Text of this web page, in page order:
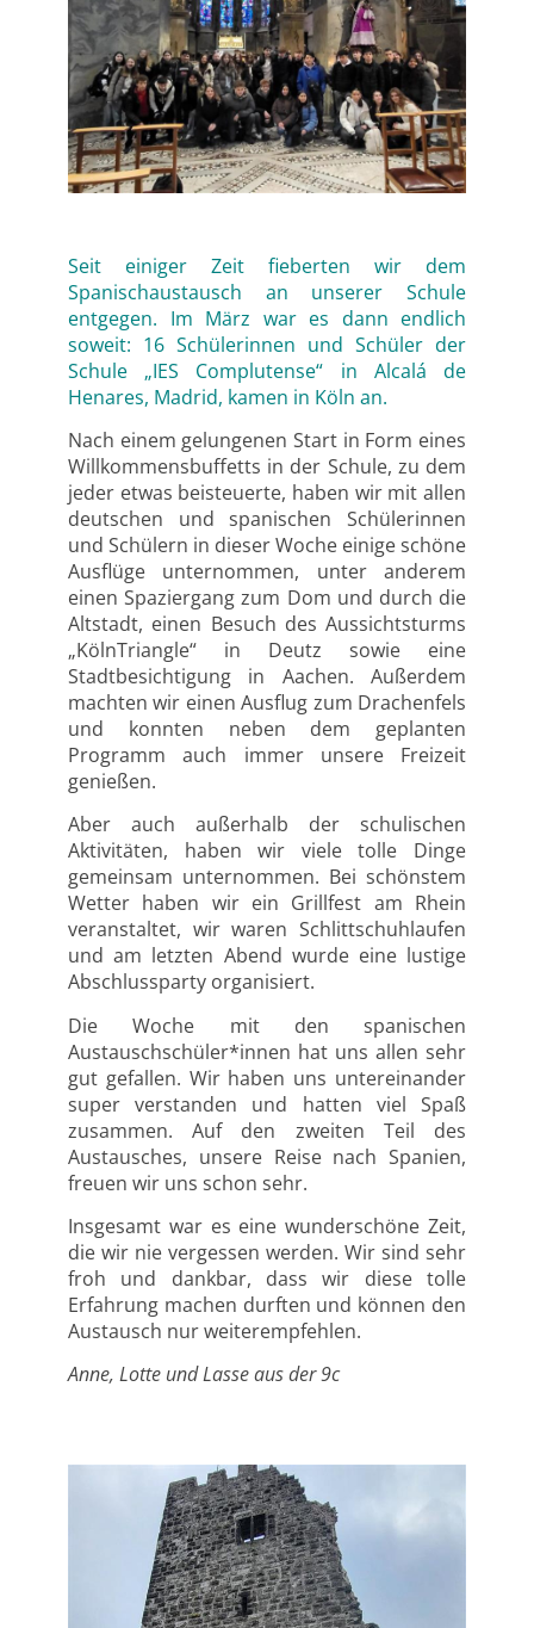
Seit einiger Zeit fieberten wir dem
Spanischaustausch an unserer Schule
entgegen. Im März war es dann endlich
soweit: 16 Schülerinnen und Schüler der
Schule „IES Complutense“ in Alcalá de
Henares, Madrid, kamen in Köln an.
Nach einem gelungenen Start in Form eines
Willkommensbuffetts in der Schule, zu dem
jeder etwas beisteuerte, haben wir mit allen
deutschen und spanischen Schülerinnen
und Schülern in dieser Woche einige schöne
Ausflüge unternommen, unter anderem
einen Spaziergang zum Dom und durch die
Altstadt, einen Besuch des Aussichtsturms
„KölnTriangle“ in Deutz sowie eine
Stadtbesichtigung in Aachen. Außerdem
machten wir einen Ausflug zum Drachenfels
und konnten neben dem geplanten
Programm auch immer unsere Freizeit
genießen.
Aber auch außerhalb der schulischen
Aktivitäten, haben wir viele tolle Dinge
gemeinsam unternommen. Bei schönstem
Wetter haben wir ein Grillfest am Rhein
veranstaltet, wir waren Schlittschuhlaufen
und am letzten Abend wurde eine lustige
Abschlussparty organisiert.
Die Woche mit den spanischen
Austauschschüler*innen hat uns allen sehr
gut gefallen. Wir haben uns untereinander
super verstanden und hatten viel Spaß
zusammen. Auf den zweiten Teil des
Austausches, unsere Reise nach Spanien,
freuen wir uns schon sehr.
Insgesamt war es eine wunderschöne Zeit,
die wir nie vergessen werden. Wir sind sehr
froh und dankbar, dass wir diese tolle
Erfahrung machen durften und können den
Austausch nur weiterempfehlen.
Anne, Lotte und Lasse aus der 9c